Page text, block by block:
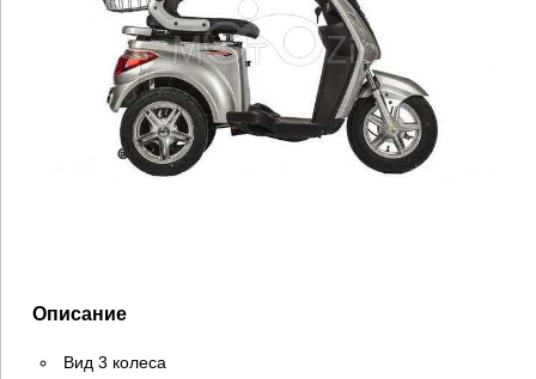
Описание
Вид 3 колеса